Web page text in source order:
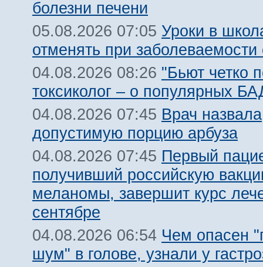
болезни печени
05.08.2026 07:05 Уроки в
отменять при
04.08.2026 08:26 "Бьют четко
токсиколог – о популярных
04.08.2026 07:45 Врач назвала
допустимую порцию арбуза
04.08.2026 07:45 Первый
получивший российскую
меланомы, завершит курс
сентябре
04.08.2026 06:54 Чем опасен
шум" в голове, узнали у